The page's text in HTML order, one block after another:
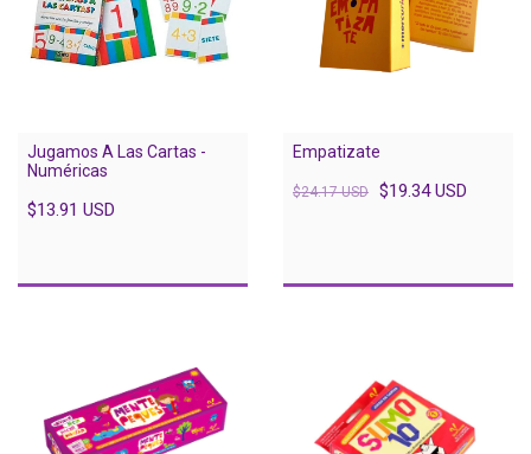
Jugamos A Las Cartas -
Numéricas
$13.91 USD
Empatizate
$24.17 USD $19.34 USD